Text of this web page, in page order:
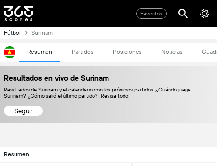
Favoritos
Fútbol Surinam
Resumen Partidos Posiciones Noticias
Resultados en vivo de Surinam
Resultados de Surinam y el calendario con los próximos partidos. ¿Cuándo juega
Surinam? ¿Cómo salió el último partido? ¡Revisa todo!
Seguir
Resumen